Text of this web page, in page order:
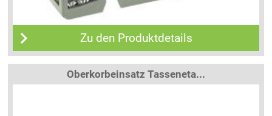
Zu den Produktdetails
Oberkorbeinsatz Tasseneta...